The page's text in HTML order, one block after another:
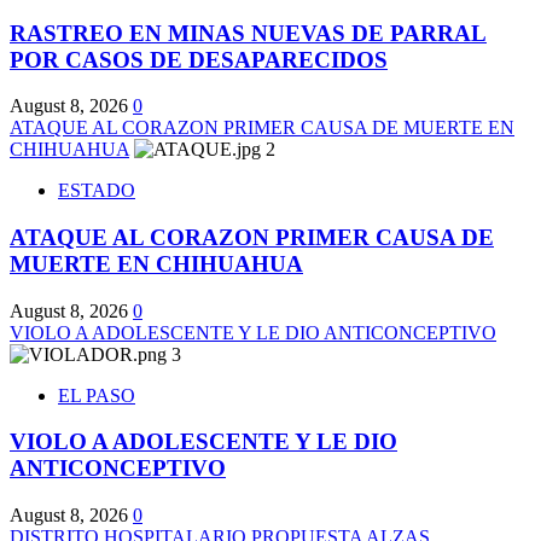
RASTREO EN MINAS NUEVAS DE PARRAL
POR CASOS DE DESAPARECIDOS
August 8, 2026 0
ATAQUE AL CORAZON PRIMER CAUSA DE MUERTE EN
CHIHUAHUA
2
ESTADO
ATAQUE AL CORAZON PRIMER CAUSA DE
MUERTE EN CHIHUAHUA
August 8, 2026 0
VIOLO A ADOLESCENTE Y LE DIO ANTICONCEPTIVO
3
EL PASO
VIOLO A ADOLESCENTE Y LE DIO
ANTICONCEPTIVO
August 8, 2026 0